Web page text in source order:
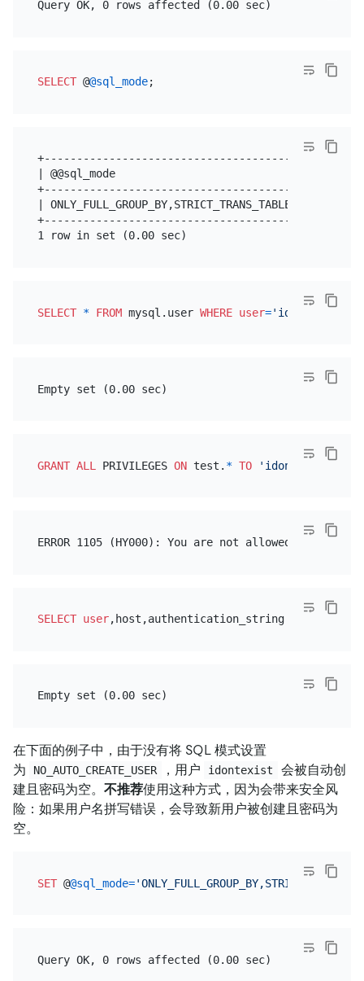
SELECT @@sql_mode
| @@sql_mode
|
SELECT * FROM mysql.user WHERE user='idontexist'
GRANT ALL PRIVILEGES ON test. * TO 'idontexist'
SELECT user,host,authentication_string
在下面的例子中，由于没有将 SQL 模式设置
为
NO_AUTO_CREATE_USER ，用户 idontexist
会被自动创
建且密码为空。 不推荐使用这种方式，因为会带来安全风
险：如果用户名拼写错误，会导致新用户被创建且密码为
空。
SET @@sql_mode=